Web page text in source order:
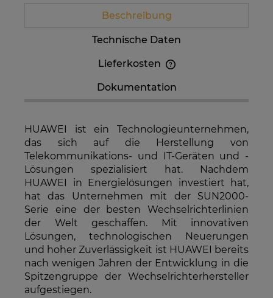
Beschreibung
Technische Daten
Lieferkosten
enthalten. Die Versandkosten können höher
Dokumentation
HUAWEI ist ein Technologieunternehmen,
das sich auf die Herstellung von
Telekommunikations- und IT-Geräten und -
Lösungen spezialisiert hat. Nachdem
HUAWEI in Energielösungen investiert hat,
hat das Unternehmen mit der SUN2000-
Serie eine der besten Wechselrichterlinien
der Welt geschaffen. Mit innovativen
Lösungen, technologischen Neuerungen
und hoher Zuverlässigkeit ist HUAWEI bereits
nach wenigen Jahren der Entwicklung in die
Spitzengruppe der Wechselrichterhersteller
aufgestiegen.